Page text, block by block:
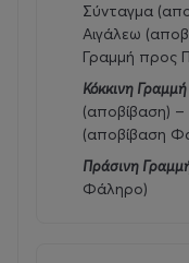
Σύνταγμα
Αιγάλεω
Γραμμή προς
Κόκκινη
(αποβίβαση) –
(αποβίβαση
Πράσινη
Φάληρο)